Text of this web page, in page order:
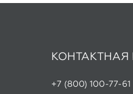
+7 (800) 100-77-61
г. Челябинск,
г. Копейск, ул.